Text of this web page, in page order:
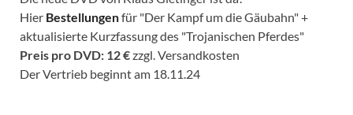
Hier Bestellungenfür "Der Kampf um die Gäubahn" +
aktualisierte Kurzfassung des "Trojanischen Pferdes"
Preis pro DVD: 12 €zzgl. Versandkosten
Der Vertrieb beginnt am 18.11.24